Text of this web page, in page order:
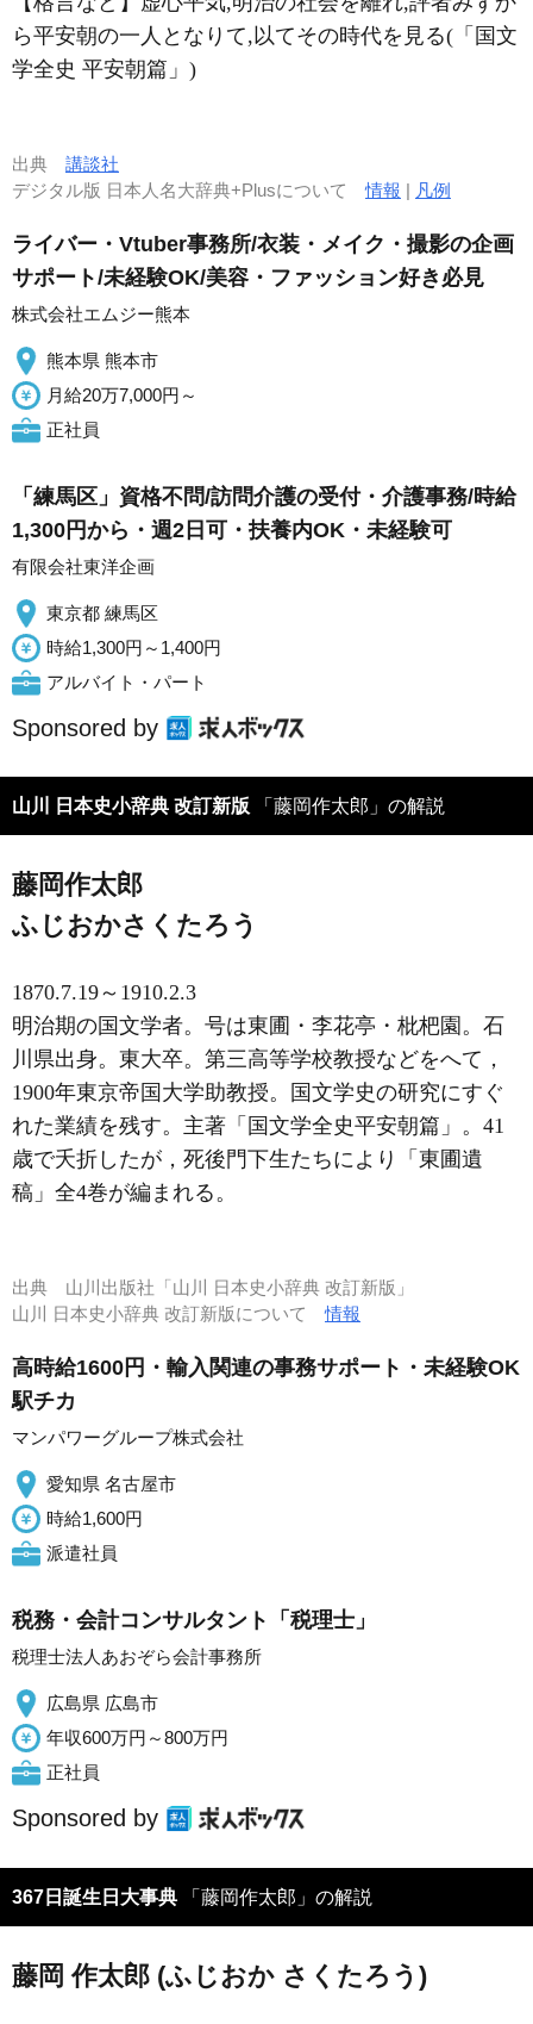
ら平安朝の一人となりて,以てその時代を見る(「国文
学全史 平安朝篇」)
出典 講談社
デジタル版 日本人名大辞典+Plusについて情報 | 凡例
ライバー・Vtuber事務所/衣装・メイク・撮影の企画
サポート/未経験OK/美容・ファッション好き必見
株式会社エムジー熊本
熊本県 熊本市
月給20万7,000円～
正社員
「練馬区」資格不問/訪問介護の受付・介護事務/時給
1,300円から・週2日可・扶養内OK・未経験可
有限会社東洋企画
東京都 練馬区
時給1,300円～1,400円
アルバイト・パート
Sponsored by
山川 日本史小辞典 改訂新版 「藤岡作太郎」の解説
藤岡作太郎
ふじおかさくたろう
1870.7.19～1910.2.3
明治期の国文学者。号は東圃・李花亭・枇杷園。石
川県出身。東大卒。第三高等学校教授などをへて，
1900年東京帝国大学助教授。国文学史の研究にすぐ
れた業績を残す。主著「国文学全史平安朝篇」。41
歳で夭折したが，死後門下生たちにより「東圃遺
稿」全4巻が編まれる。
出典 山川出版社「山川 日本史小辞典 改訂新版」
山川 日本史小辞典 改訂新版について情報
高時給1600円・輸入関連の事務サポート・未経験OK
駅チカ
マンパワーグループ株式会社
愛知県 名古屋市
時給1,600円
派遣社員
税務・会計コンサルタント「税理士」
税理士法人あおぞら会計事務所
広島県 広島市
年収600万円～800万円
正社員
Sponsored by
367日誕生日大事典 「藤岡作太郎」の解説
藤岡 作太郎 (ふじおか さくたろう)